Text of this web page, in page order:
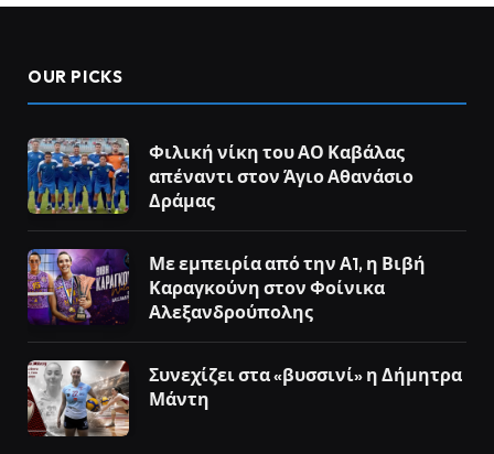
OUR PICKS
Φιλική νίκη του ΑΟ Καβάλας
απέναντι στον Άγιο Αθανάσιο
Δράμας
Με εμπειρία από την Α1, η Βιβή
Καραγκούνη στον Φοίνικα
Αλεξανδρούπολης
Συνεχίζει στα «βυσσινί» η Δήμητρα
Μάντη